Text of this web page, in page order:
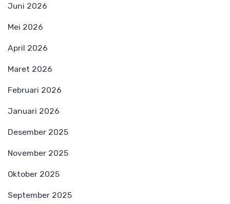
Juni 2026
Mei 2026
April 2026
Maret 2026
Februari 2026
Januari 2026
Desember 2025
November 2025
Oktober 2025
September 2025